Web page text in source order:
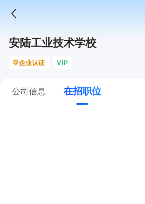
安陆工业技术学校
企业认证 VIP
公司信息 在招职位